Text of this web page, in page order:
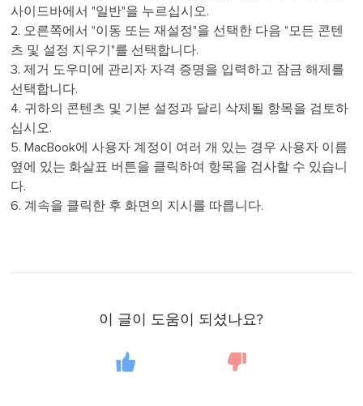
사이드바에서 "일반"을 누르십시오.
2. 오른쪽에서 "이동 또는 재설정"을 선택한 다음 "모든 콘텐
츠 및 설정 지우기"를 선택합니다.
3. 제거 도우미에 관리자 자격 증명을 입력하고 잠금 해제를
선택합니다.
4. 귀하의 콘텐츠 및 기본 설정과 달리 삭제될 항목을 검토하
십시오.
5. MacBook에 사용자 계정이 여러 개 있는 경우 사용자 이름
옆에 있는 화살표 버튼을 클릭하여 항목을 검사할 수 있습니
다.
6. 계속을 클릭한 후 화면의 지시를 따릅니다.
이 글이 도움이 되셨나요?